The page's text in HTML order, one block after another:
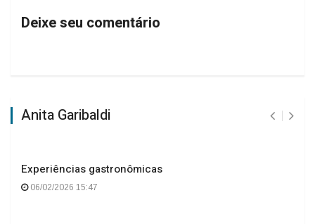
Deixe seu comentário
Anita Garibaldi
Experiências gastronômicas
06/02/2026 15:47